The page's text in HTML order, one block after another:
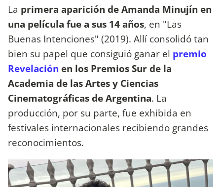
La primera aparición de Amanda Minujín en
una película fue a sus 14 años, en "Las
Buenas Intenciones" (2019). Allí consolidó tan
bien su papel que consiguió ganar el premio
Revelación en los Premios Sur de la
Academia de las Artes y Ciencias
Cinematográficas de Argentina. La
producción, por su parte, fue exhibida en
festivales internacionales recibiendo grandes
reconocimientos.